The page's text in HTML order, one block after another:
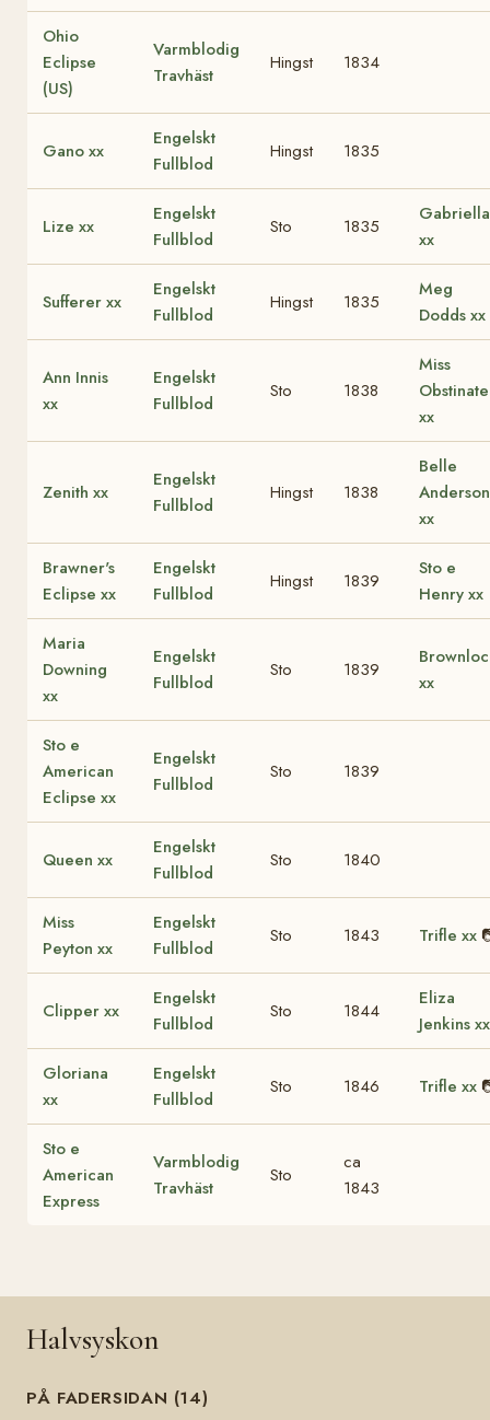
Ohio
Eclipse
(US)
Varmblodig
Travhäst
Hingst 1834
Gano xx
Engelskt
Fullblod
Hingst 1835
Lize xx
Engelskt
Fullblod
Sto 1835
Gabriella
xx
Sufferer xx
Engelskt
Fullblod
Hingst 1835
Meg
Dodds xx
Ann Innis
xx
Engelskt
Fullblod
Sto 1838
Miss
Obstinate
xx
Zenith xx
Engelskt
Fullblod
Hingst 1838
Belle
Anderson
xx
Brawner's
Eclipse xx
Engelskt
Fullblod
Hingst 1839
Sto e
Henry xx
Maria
Downing
xx
Engelskt
Fullblod
Sto 1839
xx
Sto e
American
Eclipse xx
Engelskt
Fullblod
Sto 1839
Queen xx
Engelskt
Fullblod
Sto 1840
Miss
Peyton xx
Engelskt
Fullblod
Sto 1843 Trifle xx
Clipper xx
Engelskt
Fullblod
Sto 1844
Eliza
Jenkins xx
Gloriana
xx
Engelskt
Fullblod
Sto 1846 Trifle xx
Sto e
American
Express
Varmblodig
Travhäst
Sto
ca
1843
Halvsyskon
PÅ FADERSIDAN (14)